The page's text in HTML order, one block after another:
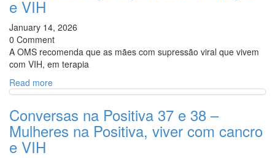
e VIH
January 14, 2026
0 Comment
A OMS recomenda que as mães com supressão viral que vivem
com VIH, em terapia
Read more
Conversas na Positiva 37 e 38 –
Mulheres na Positiva, viver com cancro
e VIH